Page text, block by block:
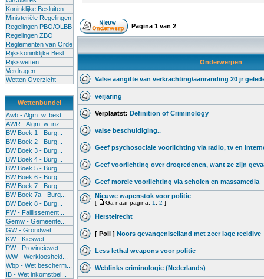
Koninklijke Besluiten
Ministeriële Regelingen
Regelingen PBO/OLBB
Regelingen ZBO
Reglementen van Orde
Rijkskoninklijke Besl.
Rijkswetten
Verdragen
Wetten Overzicht
Wettenbundel
Awb - Algm. w. best...
AWR - Algm. w. inz...
BW Boek 1 - Burg...
BW Boek 2 - Burg...
BW Boek 3 - Burg...
BW Boek 4 - Burg...
BW Boek 5 - Burg...
BW Boek 6 - Burg...
BW Boek 7 - Burg...
BW Boek 7a - Burg...
BW Boek 8 - Burg...
FW - Faillissement...
Gemw - Gemeente...
GW - Grondwet
KW - Kieswet
PW - Provinciewet
WW - Werkloosheid...
Wbp - Wet bescherm...
IB - Wet inkomstbel...
Pagina 1 van 2
Onderwerpen
Valse aangifte van verkrachting/aanranding 20 jr
verjaring
Verplaatst: Definition of Criminology
valse beschuldiging..
Geef psychosociale voorlichting via radio, tv en
Geef voorlichting over drogredenen, want ze zijn
Geef morele voorlichting via scholen en massamedia
Nieuwe wapenstok voor politie
[ Ga naar pagina: 1 2 ]
Herstelrecht
[ Poll ] Noors gevangeniseiland met zeer lage recidive
Less lethal weapons voor politie
Weblinks criminologie (Nederlands)